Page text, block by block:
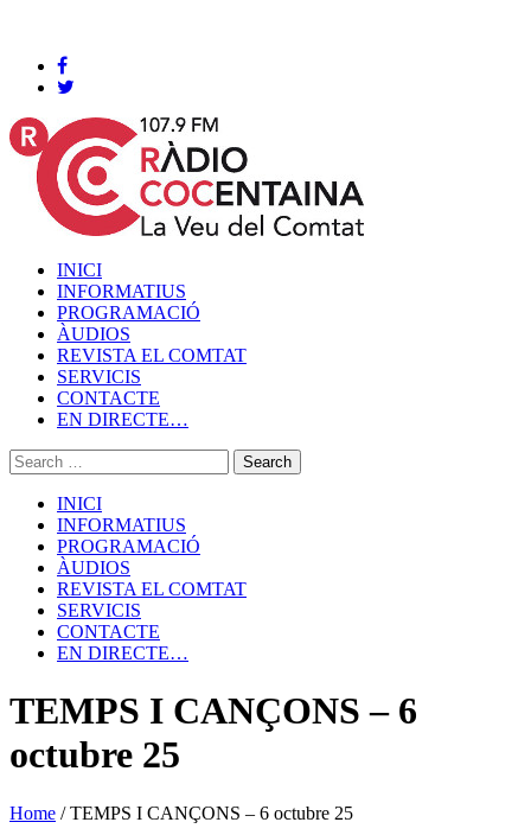
INICI
INFORMATIUS
PROGRAMACIÓ
ÀUDIOS
REVISTA EL COMTAT
SERVICIS
CONTACTE
EN DIRECTE…
INICI
INFORMATIUS
PROGRAMACIÓ
ÀUDIOS
REVISTA EL COMTAT
SERVICIS
CONTACTE
EN DIRECTE…
TEMPS I CANÇONS – 6
octubre 25
Home /TEMPS I CANÇONS – 6 octubre 25